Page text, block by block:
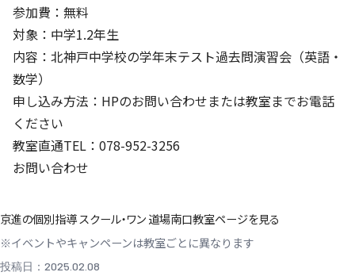
参加費：無料
対象：中学1.2年生
内容：北神戸中学校の学年末テスト過去問演習会（英語・
数学）
申し込み方法：HPのお問い合わせまたは教室までお電話
ください
教室直通TEL：078-952-3256
お問い合わせ
京進の個別指導 スクール・ワン 道場南口教室ページを見る
※イベントやキャンペーンは教室ごとに異なります
投稿日：2025.02.08